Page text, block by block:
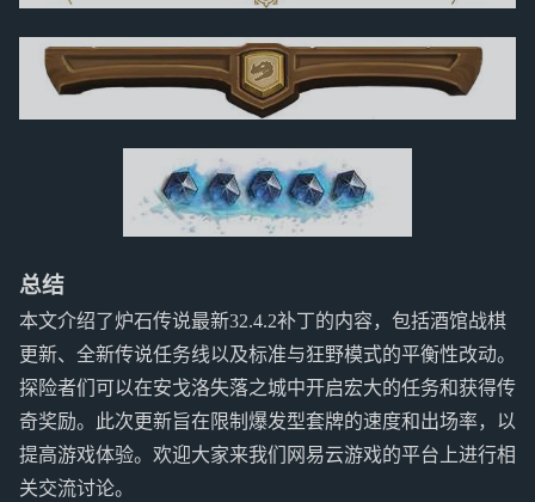
总结
本文介绍了炉石传说最新32.4.2补丁的内容，包括酒馆战棋
更新、全新传说任务线以及标准与狂野模式的平衡性改动。
探险者们可以在安戈洛失落之城中开启宏大的任务和获得传
奇奖励。此次更新旨在限制爆发型套牌的速度和出场率，以
提高游戏体验。欢迎大家来我们网易云游戏的平台上进行相
关交流讨论。